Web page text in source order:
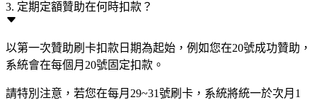
3. 定期定額贊助在何時扣款？
以第一次贊助刷卡扣款日期為起始，例如您在20號成功贊助，
系統會在每個月20號固定扣款。
請特別注意，若您在每月29~31號刷卡，系統將統一於次月1